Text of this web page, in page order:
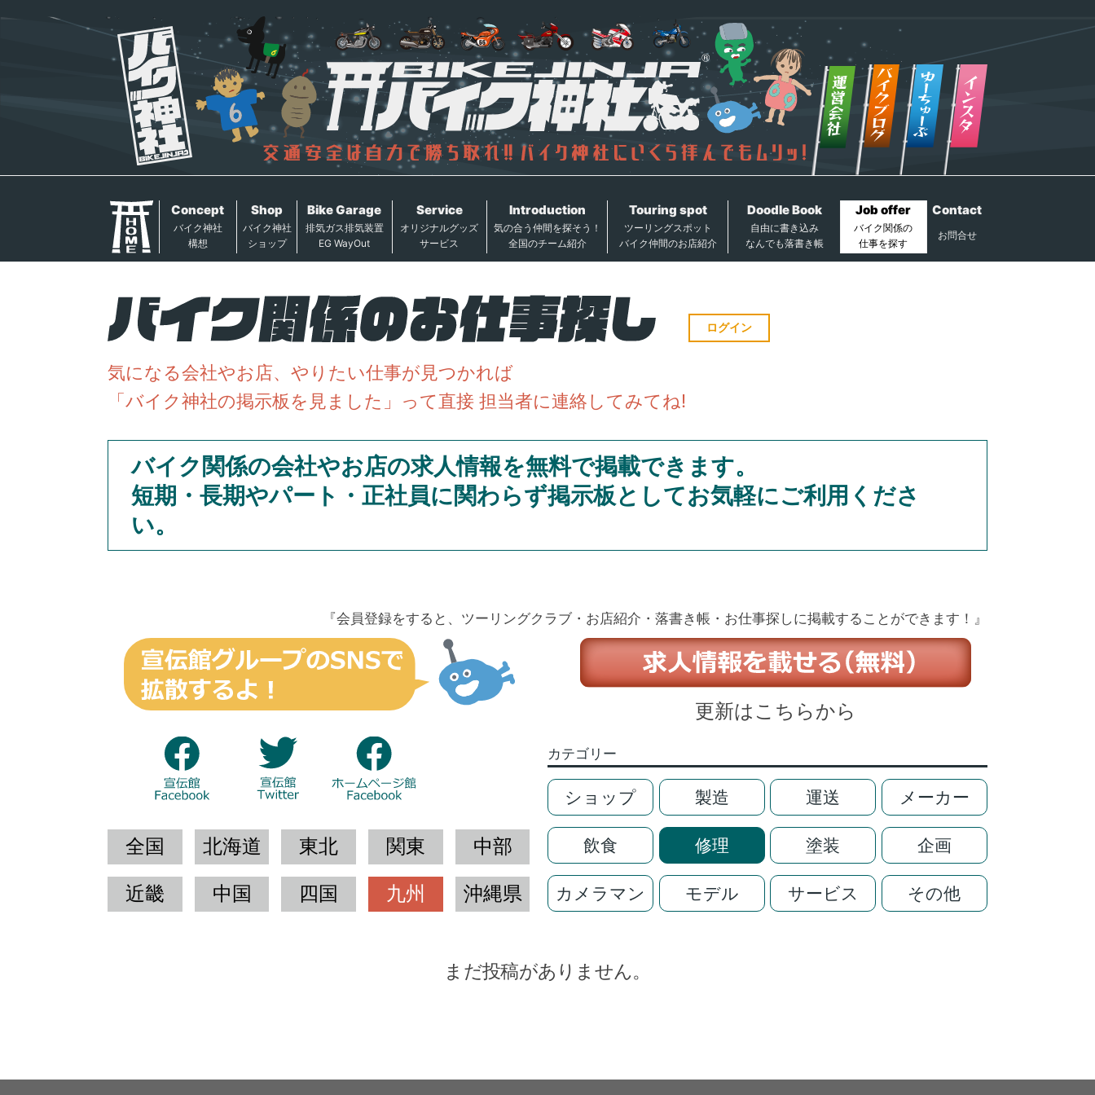
Concept
バイク神社
構想
Shop
バイク神社
ショップ
Bike Garage
排気ガス排気装置
EG WayOut
Service
オリジナルグッズ
サービス
Introduction
気の合う仲間を探そう！
全国のチーム紹介
Touring spot
ツーリングスポット
バイク仲間のお店紹介
Doodle Book
自由に書き込み
なんでも落書き帳
Job offer
バイク関係の
仕事を探す
Contact
お問合せ
ログイン
気になる会社やお店、やりたい仕事が見つかれば
「バイク神社の掲示板を見ました」って直接 担当者に連絡してみてね!
バイク関係の会社やお店の求人情報を無料で掲載できます。
短期・長期やパート・正社員に関わらず掲示板としてお気軽にご利用くださ
い。
『会員登録をすると、ツーリングクラブ・お店紹介・落書き帳・お仕事探しに掲載することができます！』
更新はこちらから
全国 北海道 東北 関東
中部
近畿
中国 四国 九州 沖縄県
カテゴリー
ショップ 製造 運送 メーカー
飲食 修理 塗装 企画
カメラマン モデル サービス その他
まだ投稿がありません。